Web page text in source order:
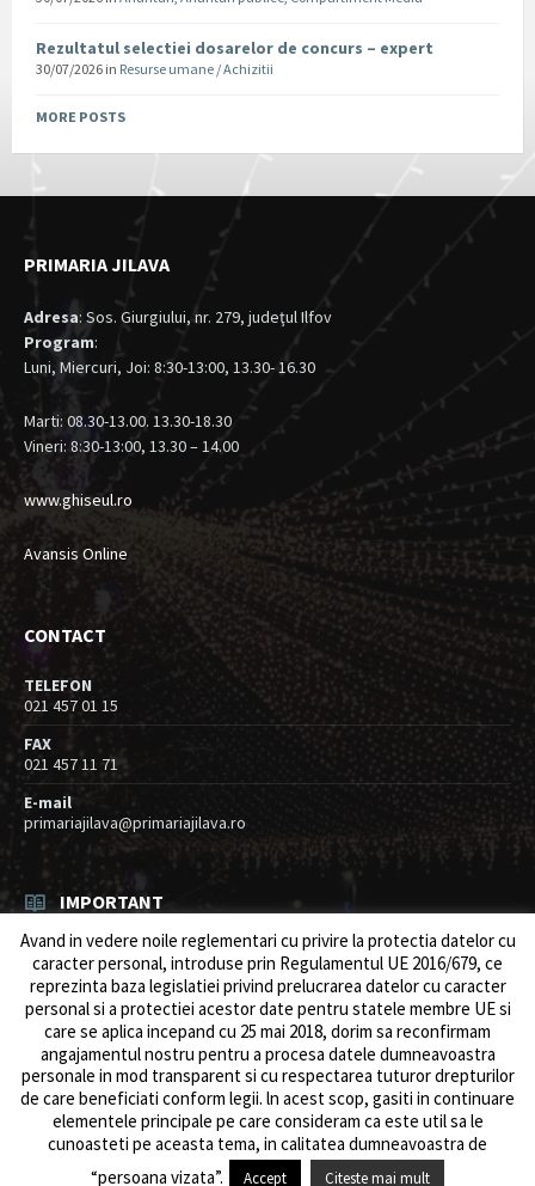
Rezultatul selectiei dosarelor de concurs – expert
30/07/2026 in Resurse umane / Achizitii
MORE POSTS
PRIMARIA JILAVA
Adresa: Sos. Giurgiului, nr. 279, judeţul Ilfov
Program:
Luni, Miercuri, Joi: 8:30-13:00, 13.30- 16.30
Marti: 08.30-13.00. 13.30-18.30
Vineri: 8:30-13:00, 13.30 – 14.00
www.ghiseul.ro
Avansis Online
CONTACT
TELEFON
021 457 01 15
FAX
021 457 11 71
E-mail
primariajilava@primariajilava.ro
IMPORTANT
Rezultat concurs expert – proba scrisa
06/08/2026 inResurse umane / Achizitii
Anunt concurs
05/08/2026 Resurse umane / Achizitii
© 2026 Primăria Comunei Jilava. Dev byows.ro
Avand in vedere noile reglementari cu privire la protectia datelor cu
caracter personal, introduse prin Regulamentul UE 2016/679, ce
reprezinta baza legislatiei privind prelucrarea datelor cu caracter
personal si a protectiei acestor date pentru statele membre UE si
care se aplica incepand cu 25 mai 2018, dorim sa reconfirmam
angajamentul nostru pentru a procesa datele dumneavoastra
personale in mod transparent si cu respectarea tuturor drepturilor
de care beneficiati conform legii. ln acest scop, gasiti in continuare
elementele principale pe care consideram ca este util sa le
cunoasteti pe aceasta tema, in calitatea dumneavoastra de
“persoana vizata”.
Accept Citeste mai mult